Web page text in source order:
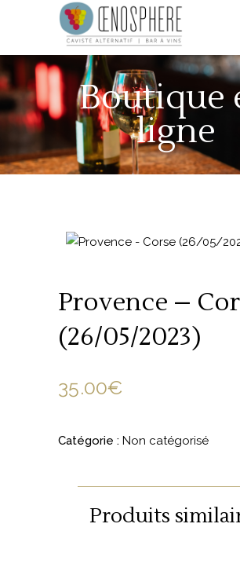
Boutique
ligne
Provence –
(26/05/2023)
35.00€
Catégorie : Non catégorisé
Produits